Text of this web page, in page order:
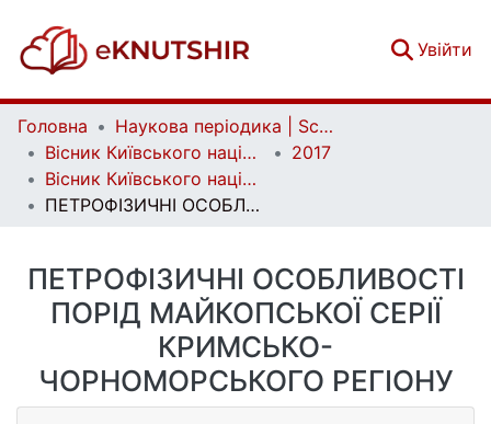
Увійти
Головна
Наукова періодика | Scientific periodicals
Вісник Київського національного університету імені Тараса Шевченка. Геологія | Visnyk of Taras Shevchenko National University of Kyiv. Geology
2017
Вісник Київського національного університету імені Тараса Шевченка. Геологія. 4(79)
ПЕТРОФІЗИЧНІ ОСОБЛИВОСТІ ПОРІД МАЙКОПСЬКОЇ СЕРІЇ КРИМСЬКО-ЧОРНОМОРСЬКОГО РЕГІОНУ
ПЕТРОФІЗИЧНІ ОСОБЛИВОСТІ
ПОРІД МАЙКОПСЬКОЇ СЕРІЇ
КРИМСЬКО-
ЧОРНОМОРСЬКОГО РЕГІОНУ